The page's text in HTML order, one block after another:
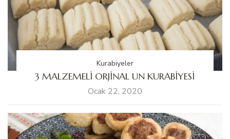
Kurabiyeler
3 MALZEMELİ ORJİNAL UN KURABİYESİ
Ocak 22, 2020